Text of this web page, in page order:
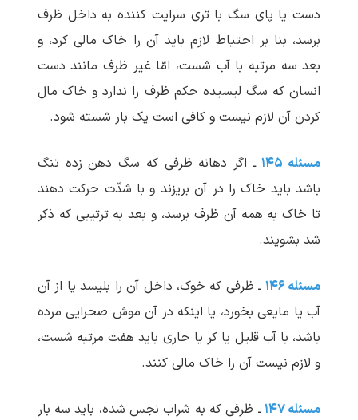
دست یا پای سگ با تری سرایت کننده به داخل ظرف
برسد، بنا بر احتیاط لازم باید آن را خاک مالی کرد، و
بعد سه مرتبه با آب شست، امّا غیر ظرف مانند دست
انسان که سگ لیسیده حکم ظرف را ندارد و خاک مال
کردن آن لازم نیست و کافی است یک بار شسته شود.
مسئله ۱۴۵
ـ اگر دهانه ظرفی که سگ دهن زده تنگ
باشد باید خاک را در آن بریزند و با شدّت حرکت دهند
تا خاک به همه آن ظرف برسد، و بعد به ترتیبی که ذکر
شد بشویند.
مسئله ۱۴۶
ـ ظرفی که خوک، داخل آن را بلیسد یا از آن
آب یا مایعی بخورد، یا اینکه در آن موش صحرایی مرده
باشد، با آب قلیل یا کر یا جاری باید هفت مرتبه شست،
و لازم نیست آن را خاک مالی کنند.
مسئله ۱۴۷
ـ ظرفی که به شراب نجس شده، باید سه بار